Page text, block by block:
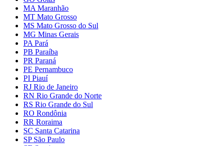
MA Maranhão
MT Mato Grosso
MS Mato Grosso do Sul
MG Minas Gerais
PA Pará
PB Paraíba
PR Paraná
PE Pernambuco
PI Piauí
RJ Rio de Janeiro
RN Rio Grande do Norte
RS Rio Grande do Sul
RO Rondônia
RR Roraima
SC Santa Catarina
SP São Paulo